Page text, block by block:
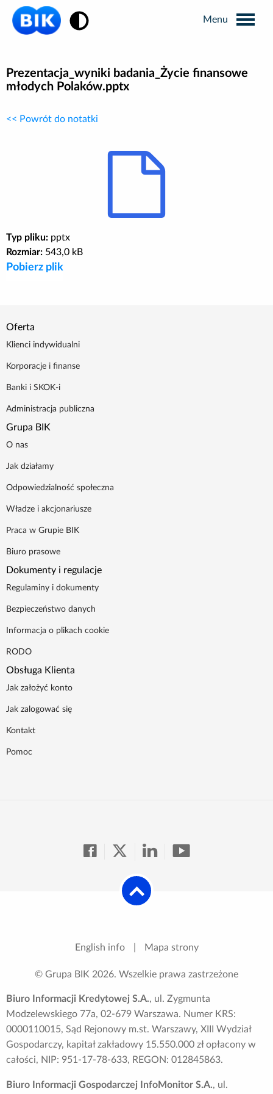
Business Intelligence
Kontakt dla mediów
Kontakt
Logowanie
Prezentacja_wyniki badania_Życie finansowe
młodych Polaków.pptx
<< Powrót do notatki
Typ pliku: pptx
Rozmiar: 543,0 kB
Pobierz plik
Oferta
Klienci indywidualni
Korporacje i finanse
Banki i SKOK-i
Administracja publiczna
Grupa BIK
O nas
Jak działamy
Odpowiedzialność społeczna
Władze i akcjonariusze
Praca w Grupie BIK
Biuro prasowe
Dokumenty i regulacje
Regulaminy i dokumenty
Bezpieczeństwo danych
Informacja o plikach cookie
RODO
Obsługa Klienta
Jak założyć konto
Jak zalogować się
Kontakt
Pomoc
English info Mapa strony
© Grupa BIK 2026. Wszelkie prawa zastrzeżone
Biuro Informacji Kredytowej S.A., ul. Zygmunta
Modzelewskiego 77a, 02-679 Warszawa. Numer KRS:
0000110015, Sąd Rejonowy m.st. Warszawy, XIII Wydział
Gospodarczy, kapitał zakładowy 15.550.000 zł opłacony w
całości, NIP: 951-17-78-633, REGON: 012845863.
Biuro Informacji Gospodarczej InfoMonitor S.A., ul.